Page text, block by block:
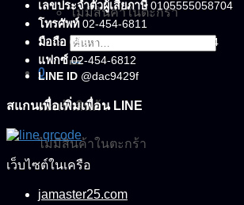
ไม่มีสินค้าในตะกร้า
ค้นหา:
0
ตะกร้าสินค้า
ไม่มีสินค้าในตะกร้า
เลขประจำตัวผู้เสียภาษี0105555058704
โทรศัพท์02-454-6811
มือถือ 099-179-3564, 099-179-3564
แฟกซ์02-454-6812
LINE ID @dac9429f
สแกนเพื่อเพิ่มเพื่อน LINE
เว็บไซต์ในเครือ
jamaster25.com